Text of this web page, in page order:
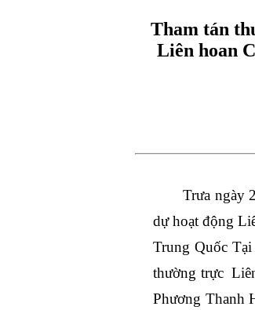
Tham tán
Liên hoan
Trưa ngày
dự hoạt động
Trung Quốc
thường trực
Phương Thanh